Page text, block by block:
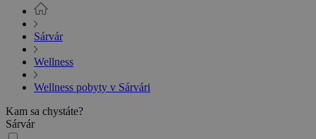
Sárvár
Wellness
Wellness pobyty v Sárvári
Kam sa chystáte?
Sárvár